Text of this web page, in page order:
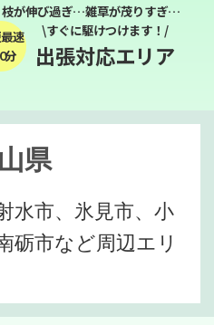
が伸び過ぎ…雑草が茂りすぎ…
速
分
\すぐに駆けつけます！/
出張対応エリア
県
水市、氷見市、小
砺市など周辺エリ